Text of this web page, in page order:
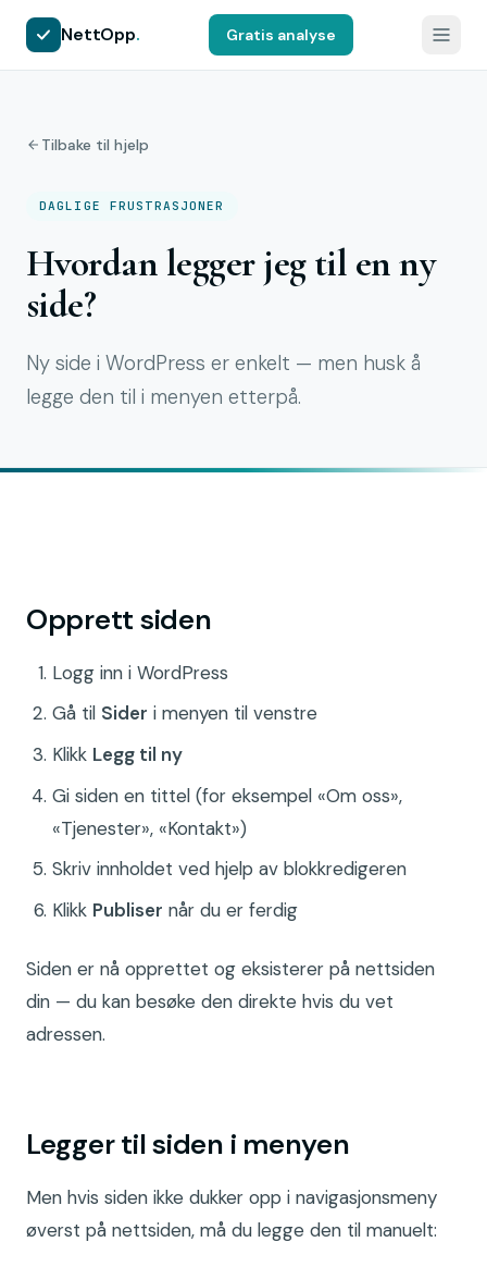
NettOpp. Gratis analyse
Tilbake til hjelp
DAGLIGE FRUSTRASJONER
Hvordan legger jeg til en ny
side?
Ny side i WordPress er enkelt — men husk å
legge den til i menyen etterpå.
Opprett siden
Logg inn i WordPress
Gå til Sider i menyen til venstre
Klikk Legg til ny
Gi siden en tittel (for eksempel «Om oss»,
«Tjenester», «Kontakt»)
Skriv innholdet ved hjelp av blokkredigeren
Klikk Publiser når du er ferdig
Siden er nå opprettet og eksisterer på nettsiden
din — du kan besøke den direkte hvis du vet
adressen.
Legger til siden i menyen
Men hvis siden ikke dukker opp i navigasjonsmeny
øverst på nettsiden, må du legge den til manuelt: